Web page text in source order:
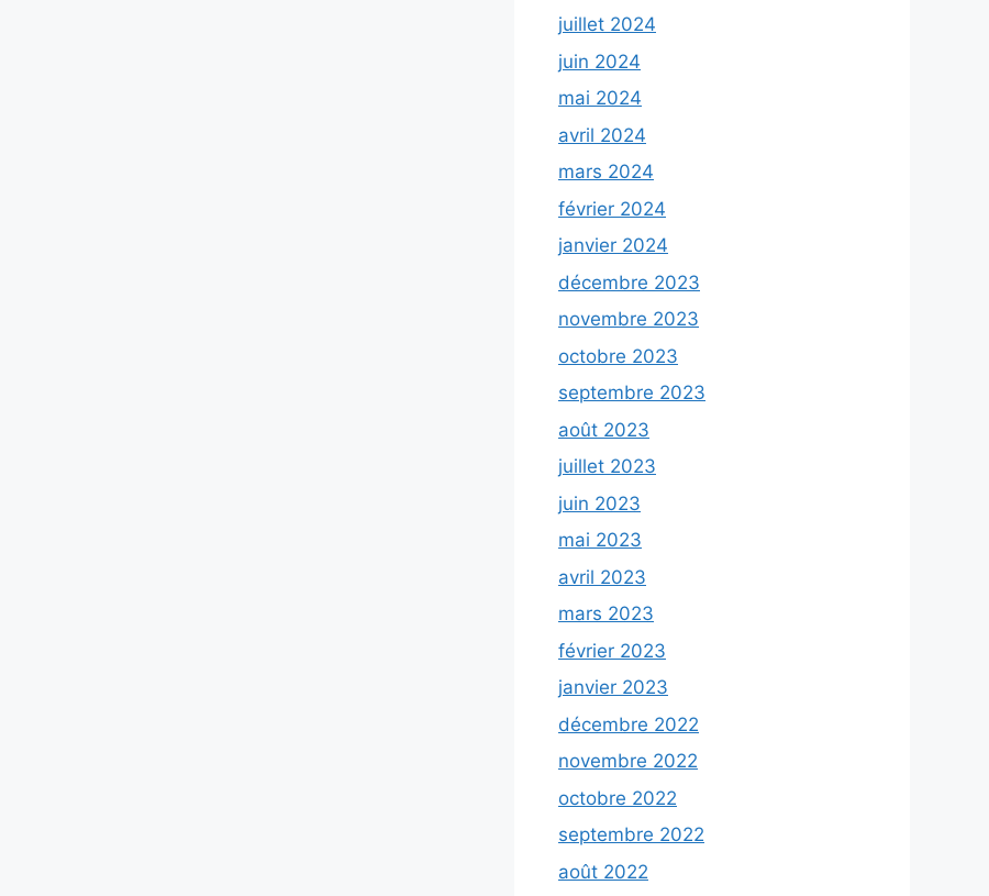
juillet 2024
juin 2024
mai 2024
avril 2024
mars 2024
février 2024
janvier 2024
décembre 2023
novembre 2023
octobre 2023
septembre 2023
août 2023
juillet 2023
juin 2023
mai 2023
avril 2023
mars 2023
février 2023
janvier 2023
décembre 2022
novembre 2022
octobre 2022
septembre 2022
août 2022